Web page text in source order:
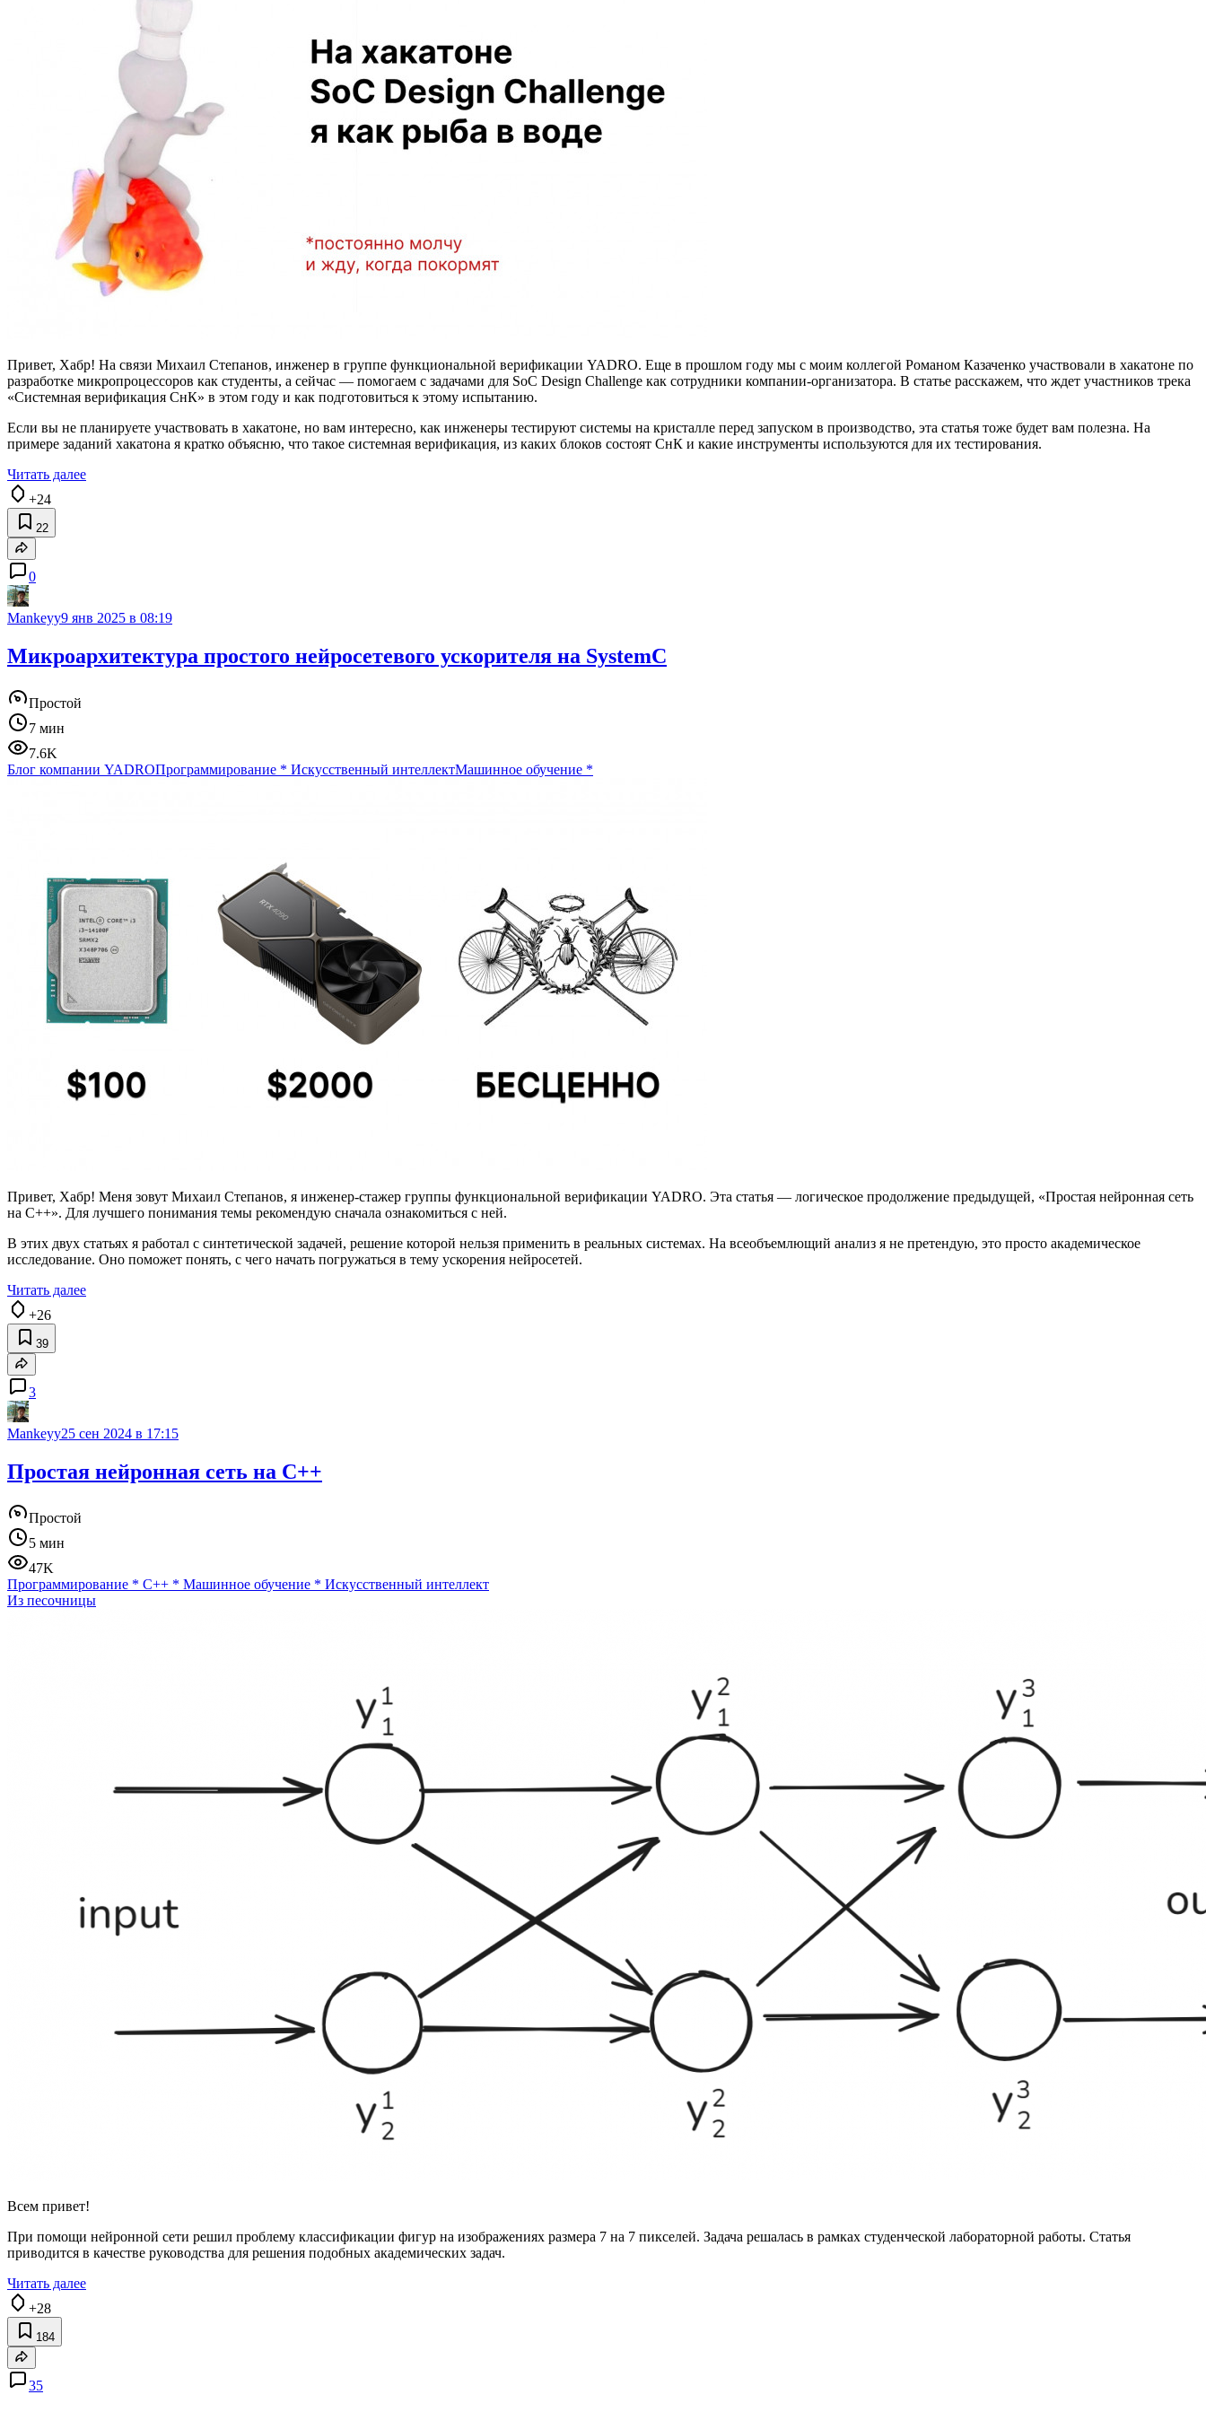
Привет, Хабр! На связи Михаил Степанов, инженер в группе функциональной верификации YADRO. Еще в прошлом году мы с моим коллегой Романом Казаченко участвовали в хакатоне по
разработке микропроцессоров как студенты, а сейчас — помогаем с задачами для SoC Design Challenge как сотрудники компании-организатора. В статье расскажем, что ждет участников трека
«Системная верификация СнК» в этом году и как подготовиться к этому испытанию.
Если вы не планируете участвовать в хакатоне, но вам интересно, как инженеры тестируют системы на кристалле перед запуском в производство, эта статья тоже будет вам полезна. На
примере заданий хакатона я кратко объясню, что такое системная верификация, из каких блоков состоят СнК и какие инструменты используются для их тестирования.
Читать далее
+24
22
0
Mankeyy9 янв 2025 в 08:19
Микроархитектура простого нейросетевого ускорителя на SystemC
Простой
7 мин
7.6K
Блог компании YADROПрограммирование * Искусственный интеллектМашинное обучение *
Привет, Хабр! Меня зовут Михаил Степанов, я инженер-стажер группы функциональной верификации YADRO. Эта статья — логическое продолжение предыдущей, «Простая нейронная сеть
на C++». Для лучшего понимания темы рекомендую сначала ознакомиться с ней.
В этих двух статьях я работал с синтетической задачей, решение которой нельзя применить в реальных системах. На всеобъемлющий анализ я не претендую, это просто академическое
исследование. Оно поможет понять, с чего начать погружаться в тему ускорения нейросетей.
Читать далее
+26
39
3
Mankeyy25 сен 2024 в 17:15
Простая нейронная сеть на C++
Простой
5 мин
47K
Программирование * C++ * Машинное обучение * Искусственный интеллект
Из песочницы
Всем привет!
При помощи нейронной сети решил проблему классификации фигур на изображениях размера 7 на 7 пикселей. Задача решалась в рамках студенческой лабораторной работы. Статья
приводится в качестве руководства для решения подобных академических задач.
Читать далее
+28
184
35